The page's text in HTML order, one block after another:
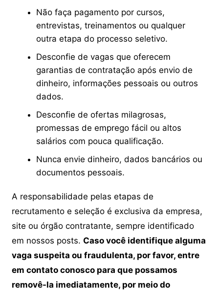
Não faça pagamento por cursos,
entrevistas, treinamentos ou qualquer
outra etapa do processo seletivo.
Desconfie de vagas que oferecem
garantias de contratação após envio de
dinheiro, informações pessoais ou outros
dados.
Desconfie de ofertas milagrosas,
promessas de emprego fácil ou altos
salários com pouca qualificação.
Nunca envie dinheiro, dados bancários ou
documentos pessoais.
A responsabilidade pelas etapas de
recrutamento e seleção é exclusiva da empresa,
site ou órgão contratante, sempre identificado
em nossos posts. Caso você identifique alguma
vaga suspeita ou fraudulenta, por favor, entre
em contato conosco para que possamos
removê-la imediatamente, por meio do